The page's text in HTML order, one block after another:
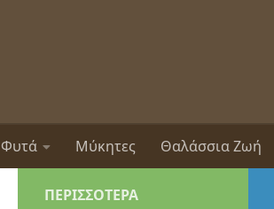
Φυτά Μύκητες Θαλάσσια Ζωή
ΠΕΡΙΣΣΌΤΕΡΑ